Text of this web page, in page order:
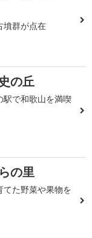
墳群が点在
の丘
駅で和歌山を満喫
の里
てた野菜や果物を